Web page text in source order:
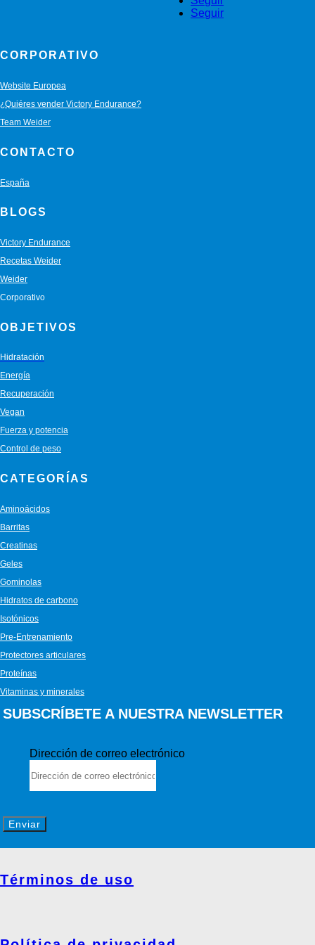
Seguir
CORPORATIVO
Website Europea
¿Quiéres vender Victory Endurance?
Team Weider
CONTACTO
España
BLOGS
Victory Endurance
Recetas Weider
Weider
Corporativo
OBJETIVOS
Hidratación
Energía
Recuperación
Vegan
Fuerza y potencia
Control de peso
CATEGORÍAS
Aminoácidos
Barritas
Creatinas
Geles
Gominolas
Hidratos de carbono
Isotónicos
Pre-Entrenamiento
Protectores articulares
Proteínas
Vitaminas y minerales
SUBSCRÍBETE A NUESTRA NEWSLETTER
Dirección de correo electrónico
Enviar
Términos de uso